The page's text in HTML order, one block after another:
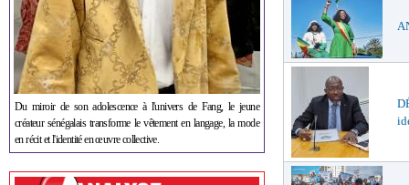
Du miroir de son adolescence à l'univers de Fang, le jeune
créateur sénégalais transforme le vêtement en langage, la mode
en récit et l'identité en œuvre collective.